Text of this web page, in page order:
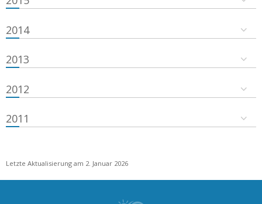
2014
2013
2012
2011
Letzte Aktualisierung am 2. Januar 2026